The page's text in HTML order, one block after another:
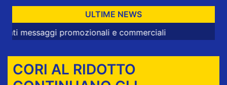
ULTIME NEWS
promozionali e commerciali
CORI AL RIDOTTO